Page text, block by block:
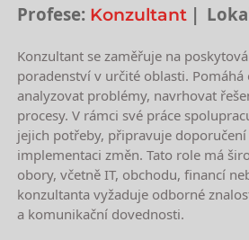
Profese: Konzultant
Konzultant se zaměřuje na
poradenství v určité oblasti. Pomáhá
analyzovat problémy, navrhovat
procesy. V rámci své práce
jejich potřeby, připravuje doporučení
implementaci změn. Tato role má
obory, včetně IT, obchodu, financí
konzultanta vyžaduje odborné
a komunikační dovednosti.